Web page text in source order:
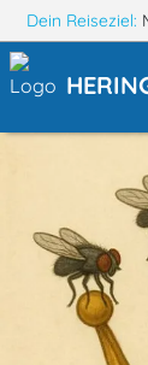
Dein Reiseziel: